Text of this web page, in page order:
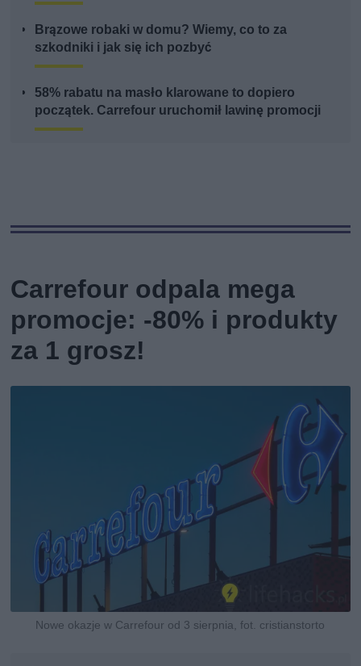
Brązowe robaki w domu? Wiemy, co to za
szkodniki i jak się ich pozbyć
58% rabatu na masło klarowane to dopiero
początek. Carrefour uruchomił lawinę promocji
Carrefour odpala mega
promocje: -80% i produkty
za 1 grosz!
Nowe okazje w Carrefour od 3 sierpnia, fot. cristianstorto